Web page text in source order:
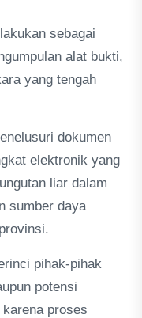
sebagai
alat bukti,
yang tengah
dokumen
elektronik yang
liar dalam
sumber daya
pihak-pihak
potensi
proses